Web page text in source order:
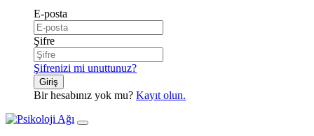
E-posta
Şifre
Şifrenizi mi unuttunuz?
Giriş
Bir hesabınız yok mu? Kayıt olun.